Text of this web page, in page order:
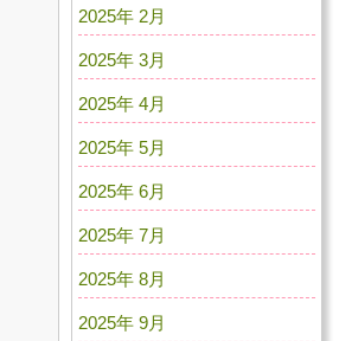
2025年 2月
2025年 3月
2025年 4月
2025年 5月
2025年 6月
2025年 7月
2025年 8月
2025年 9月